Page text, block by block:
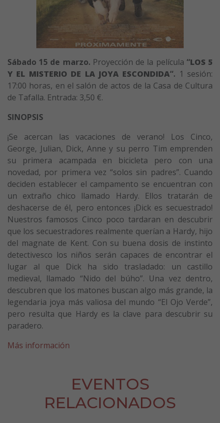
Sábado 15 de marzo. Proyección de la película “LOS 5
Y EL MISTERIO DE LA JOYA ESCONDIDA“. 1 sesión:
17:00 horas, en el salón de actos de la Casa de Cultura
de Tafalla. Entrada: 3,50 €.
SINOPSIS
¡Se acercan las vacaciones de verano! Los Cinco,
George, Julian, Dick, Anne y su perro Tim emprenden
su primera acampada en bicicleta pero con una
novedad, por primera vez “solos sin padres”. Cuando
deciden establecer el campamento se encuentran con
un extraño chico llamado Hardy. Ellos tratarán de
deshacerse de él, pero entonces ¡Dick es secuestrado!
Nuestros famosos Cinco poco tardaran en descubrir
que los secuestradores realmente querían a Hardy, hijo
del magnate de Kent. Con su buena dosis de instinto
detectivesco los niños serán capaces de encontrar el
lugar al que Dick ha sido trasladado: un castillo
medieval, llamado “Nido del búho”. Una vez dentro,
descubren que los matones buscan algo más grande, la
legendaria joya más valiosa del mundo “El Ojo Verde”,
pero resulta que Hardy es la clave para descubrir su
paradero.
Más información
EVENTOS
RELACIONADOS